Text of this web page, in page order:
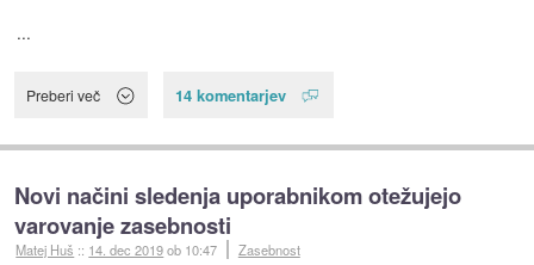
...
Preberi več 14 komentarjev
Novi načini sledenja uporabnikom otežujejo
varovanje zasebnosti
Matej Huš :: 14. dec 2019ob 10:47 Zasebnost